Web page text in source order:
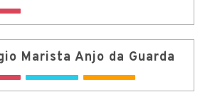
Marista Anjo da Guarda